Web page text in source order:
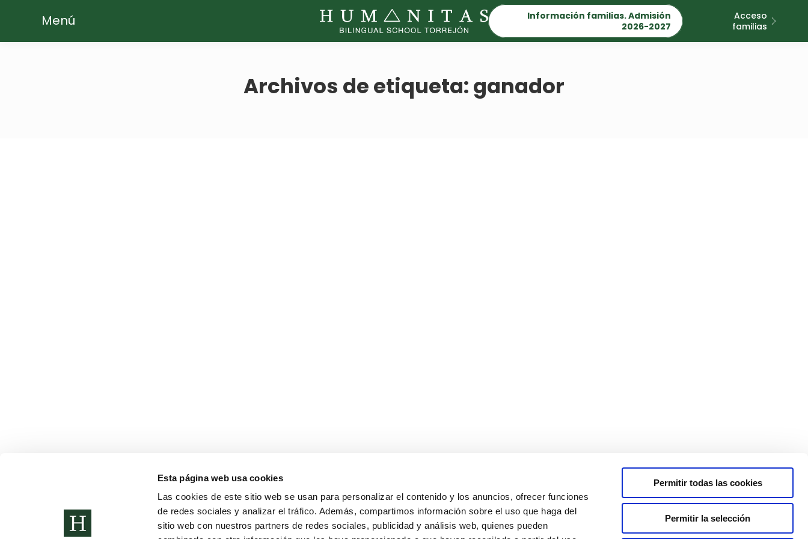
Esta página web usa cookies
Las cookies de este sitio web se usan para personalizar el contenido y los anuncios, ofrecer funciones
de redes sociales y analizar el tráfico. Además, compartimos información sobre el uso que haga del
sitio web con nuestros partners de redes sociales, publicidad y análisis web, quienes pueden
Permitir todas las cookies
Permitir la selección
Menú
Información familias. Admisión
2026-2027
Acceso
familias
Archivos de etiqueta:ganador
CONCURSO TARJETAS NAVIDEÑAS 2022
Noticias Por 19 de diciembre de 2022